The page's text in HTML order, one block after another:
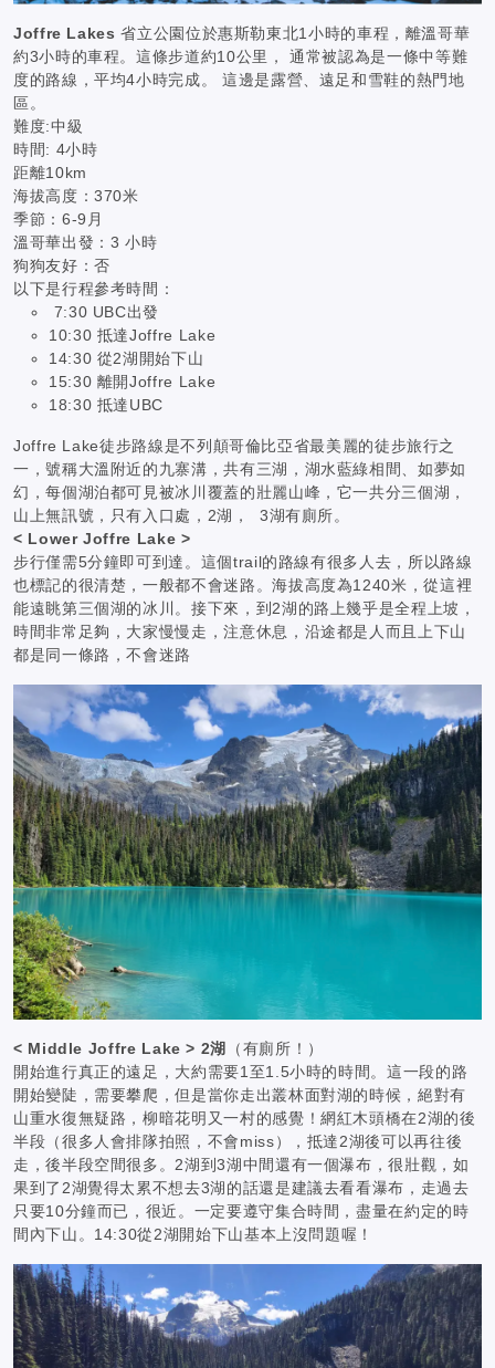
Joffre Lakes省立公園位於惠斯勒東北1小時的車程，離溫哥華
約3小時的車程。這條步道約10公里， 通常被認為是一條中等難
度的路線，平均4小時完成。 這邊是露營、遠足和雪鞋的熱門地
區。
難度:中級
時間: 4小時
距離10km
海拔高度：370米
季節：6-9月
溫哥華出發：3 小時
狗狗友好：否
以下是行程參考時間：
7:30 UBC出發
10:30 抵達Joffre Lake
14:30 從2湖開始下山
15:30 離開Joffre Lake
18:30 抵達UBC
Joffre Lake徒步路線是不列顛哥倫比亞省最美麗的徒步旅行之
一，號稱大溫附近的九寨溝，共有三湖，湖水藍綠相間、如夢如
幻，每個湖泊都可見被冰川覆蓋的壯麗山峰，它一共分三個湖，
山上無訊號，只有入口處，2湖， 3湖有廁所。
< Lower Joffre Lake >
步行僅需5分鐘即可到達。這個trail的路線有很多人去，所以路線
也標記的很清楚，一般都不會迷路。海拔高度為1240米，從這裡
能遠眺第三個湖的冰川。接下來，到2湖的路上幾乎是全程上坡，
時間非常足夠，大家慢慢走，注意休息，沿途都是人而且上下山
都是同一條路，不會迷路
< Middle Joffre Lake > 2湖
（有廁所！）
開始進行真正的遠足，大約需要1至1.5小時的時間。這一段的路
開始變陡，需要攀爬，但是當你走出叢林面對湖的時候，絕對有
山重水復無疑路，柳暗花明又一村的感覺！網紅木頭橋在2湖的後
半段（很多人會排隊拍照，不會miss），抵達2湖後可以再往後
走，後半段空間很多。2湖到3湖中間還有一個瀑布，很壯觀，如
果到了2湖覺得太累不想去3湖的話還是建議去看看瀑布，走過去
只要10分鐘而已，很近。一定要遵守集合時間，盡量在約定的時
間內下山。14:30從2湖開始下山基本上沒問題喔！